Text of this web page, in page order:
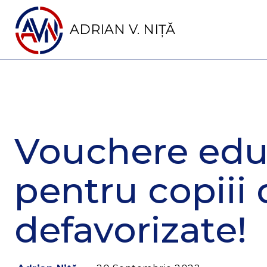
ADRIAN V. NIȚĂ
Vouchere
pentru copiii
defavorizate!